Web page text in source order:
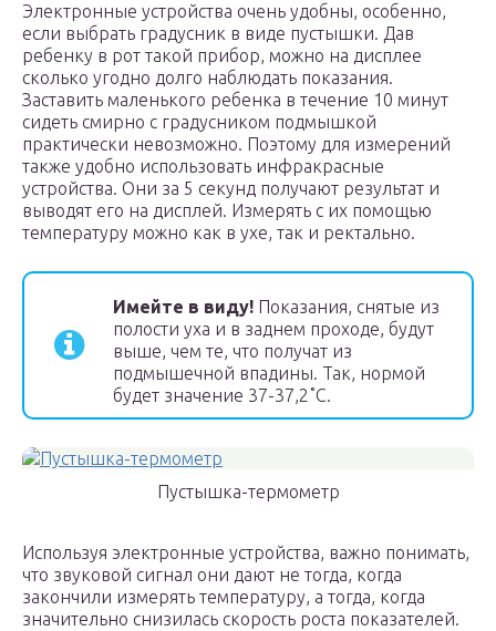
Электронные устройства очень удобны, особенно,
если выбрать градусник в виде пустышки. Дав
ребенку в рот такой прибор, можно на дисплее
сколько угодно долго наблюдать показания.
Заставить маленького ребенка в течение 10 минут
сидеть смирно с градусником подмышкой
практически невозможно. Поэтому для измерений
также удобно использовать инфракрасные
устройства. Они за 5 секунд получают результат и
выводят его на дисплей. Измерять с их помощью
температуру можно как в ухе, так и ректально.
Имейте в виду! Показания, снятые из
полости уха и в заднем проходе, будут
выше, чем те, что получат из
подмышечной впадины. Так, нормой
будет значение 37-37,2˚C.
Пустышка-термометр
Используя электронные устройства, важно понимать,
что звуковой сигнал они дают не тогда, когда
закончили измерять температуру, а тогда, когда
значительно снизилась скорость роста показателей.